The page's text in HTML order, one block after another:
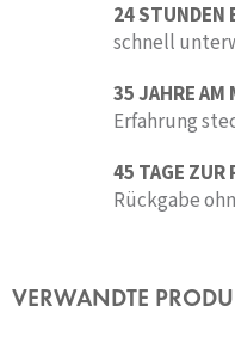
24 STUNDEN
schnell
35 JAHRE AM
Erfahrung
45 TAGE ZUR
Rückgabe
VERWANDTE